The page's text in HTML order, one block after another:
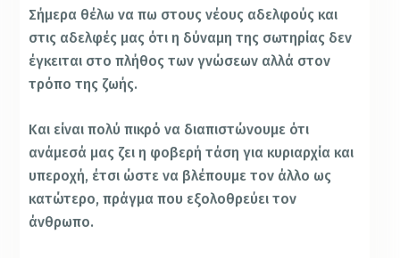
Σήμερα θέλω να πω στους νέους αδελφούς και
στις αδελφές μας ότι η δύναμη της σωτηρίας δεν
έγκειται στο πλήθος των γνώσεων αλλά στον
τρόπο της ζωής.
Και είναι πολύ πικρό να διαπιστώνουμε ότι
ανάμεσά μας ζει η φοβερή τάση για κυριαρχία και
υπεροχή, έτσι ώστε να βλέπουμε τον άλλο ως
κατώτερο, πράγμα που εξολοθρεύει τον
άνθρωπο.